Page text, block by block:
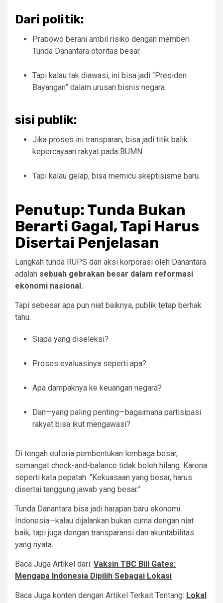
Dari politik:
Prabowo berani ambil risiko dengan memberi
Tunda Danantara otoritas besar.
Tapi kalau tak diawasi, ini bisa jadi “Presiden
Bayangan” dalam urusan bisnis negara.
sisi publik:
Jika proses ini transparan, bisa jadi titik balik
kepercayaan rakyat pada BUMN.
Tapi kalau gelap, bisa memicu skeptisisme baru.
Penutup: Tunda Bukan
Berarti Gagal, Tapi Harus
Disertai Penjelasan
Langkah tunda RUPS dan aksi korporasi oleh Danantara
adalah sebuah gebrakan besar dalam reformasi
ekonomi nasional.
Tapi sebesar apa pun niat baiknya, publik tetap berhak
tahu:
Siapa yang diseleksi?
Proses evaluasinya seperti apa?
Apa dampaknya ke keuangan negara?
Dan—yang paling penting—bagaimana partisipasi
rakyat bisa ikut mengawasi?
Di tengah euforia pembentukan lembaga besar,
semangat check-and-balance tidak boleh hilang. Karena
seperti kata pepatah: “Kekuasaan yang besar, harus
disertai tanggung jawab yang besar.”
Tunda Danantara bisa jadi harapan baru ekonomi
Indonesia—kalau dijalankan bukan cuma dengan niat
baik, tapi juga dengan transparansi dan akuntabilitas
yang nyata.
Baca Juga Artikel dari: Vaksin TBC Bill Gates:
Mengapa Indonesia Dipilih Sebagai Lokasi
Baca Juga konten dengan Artikel Terkait Tentang: Lokal